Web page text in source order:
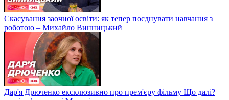
Скасування заочної освіти: як тепер поєднувати навчання з
роботою – Михайло Винницький
Дар'я Дрюченко ексклюзивно про прем'єру фільму Що далі?